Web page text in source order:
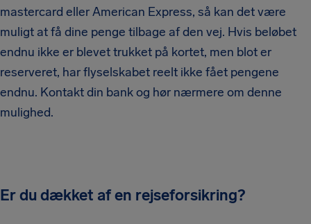
mastercard eller American Express, så kan det være
muligt at få dine penge tilbage af den vej. Hvis beløbet
endnu ikke er blevet trukket på kortet, men blot er
reserveret, har flyselskabet reelt ikke fået pengene
endnu. Kontakt din bank og hør nærmere om denne
mulighed.
Er du dækket af en rejseforsikring?